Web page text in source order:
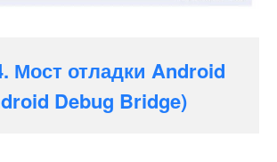
Мост отладки Android
Debug Bridge)